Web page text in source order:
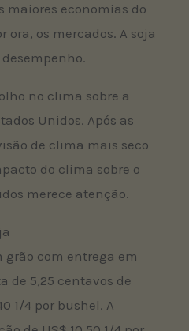
maiores economias do
os mercados. A soja
no clima sobre a
Unidos. Após as
de clima mais seco
do clima sobre o
merece atenção.
grão com entrega em
de 5,25 centavos de
1/4 por bushel. A